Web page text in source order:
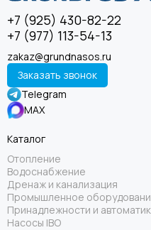
+7 (925) 430-82-22
+7 (977) 113-54-13
zakaz@grundnasos.ru
Заказать звонок
Telegram
MAX
Каталог
Отопление
Водоснабжение
Дренаж и канализация
Промышленное
Принадлежности и
Насосы IBO